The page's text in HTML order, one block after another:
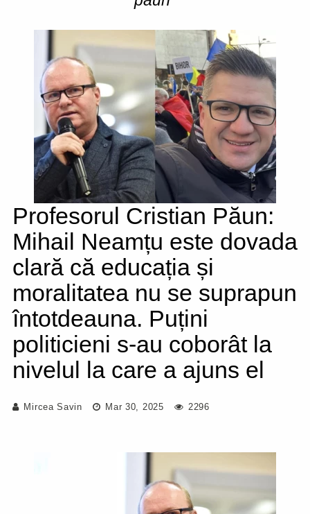
Profesorul Cristian Păun:
Mihail Neamțu este dovada
clară că educația și
moralitatea nu se suprapun
întotdeauna. Puțini
politicieni s-au coborât la
nivelul la care a ajuns el
Mircea Savin Mar 30, 2025 2296